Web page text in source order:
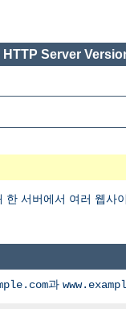
Server
한 서버에서 여러 웹사
과